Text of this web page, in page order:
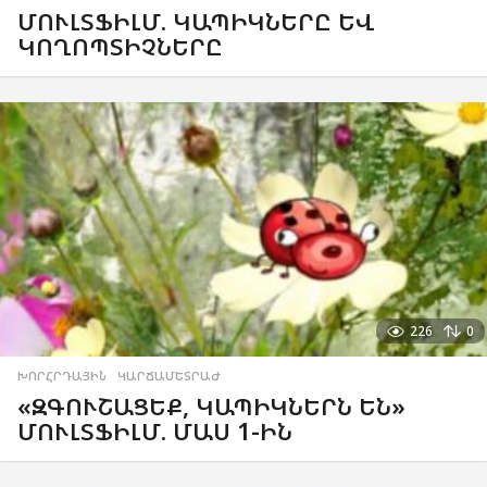
ՄՈՒԼՏՖԻԼՄ. ԿԱՊԻԿՆԵՐԸ ԵՎ
ԿՈՂՈՊՏԻՉՆԵՐԸ
226 0
ԽՈՐՀՐԴԱՅԻՆ ,ԿԱՐՃԱՄԵՏՐԱԺ
«ԶԳՈՒՇԱՑԵՔ, ԿԱՊԻԿՆԵՐՆ ԵՆ»
ՄՈՒԼՏՖԻԼՄ. ՄԱՍ 1-ԻՆ